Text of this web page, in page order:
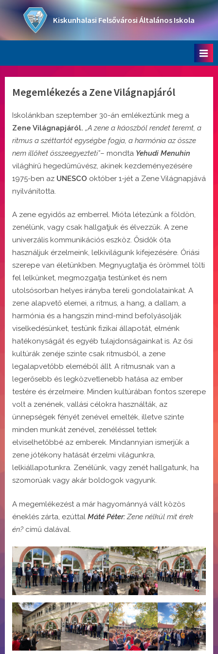
content
Kiskunhalasi Felsővárosi Általános Iskola
Megemlékezés a Zene Világnapjáról
Iskolánkban szeptember 30-án emlékeztünk meg a
Zene Világnapjáról. „A zene a káoszból rendet teremt, a
ritmus a széttartót egységbe fogja, a harmónia az össze
nem illőket összeegyezteti”– mondta Yehudi Menuhin
világhírű hegedűművész, akinek kezdeményezésére
1975-ben az UNESCO október 1-jét a Zene Világnapjává
nyilvánította.
A zene egyidős az emberrel. Mióta létezünk a földön,
zenélünk, vagy csak hallgatjuk és élvezzük. A zene
univerzális kommunikációs eszköz. Ősidők óta
használjuk érzelmeink, lelkivilágunk kifejezésére. Óriási
szerepe van életünkben. Megnyugtatja és örömmel tölti
fel lelkünket, megmozgatja testünket és nem
utolsósorban helyes irányba tereli gondolatainkat. A
zene alapvető elemei, a ritmus, a hang, a dallam, a
harmónia és a hangszín mind-mind befolyásolják
viselkedésünket, testünk fizikai állapotát, elménk
hatékonyságát és egyéb tulajdonságainkat is. Az ősi
kultúrák zenéje szinte csak ritmusból, a zene
legalapvetőbb eleméből állt. A ritmusnak van a
legerősebb és legközvetlenebb hatása az ember
testére és érzelmeire. Minden kultúrában fontos szerepe
volt a zenének, vallási célokra használták, az
ünnepségek fényét zenével emelték, illetve szinte
minden munkát zenével, zenéléssel tettek
elviselhetőbbé az emberek. Mindannyian ismerjük a
zene jótékony hatását érzelmi világunkra,
lelkiállapotunkra. Zenélünk, vagy zenét hallgatunk, ha
szomorúak vagy akár boldogok vagyunk.
A megemlékezést a már hagyománnyá vált közös
éneklés zárta, ezúttal Máté Péter:Zene nélkül mit érek
én? című dalával.